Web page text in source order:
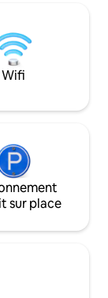
Wifi
sur place